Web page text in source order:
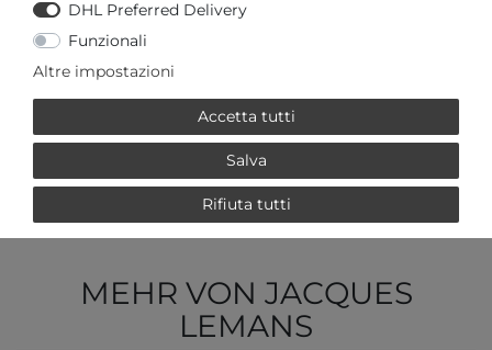
AGGIUNGI AL CARRELLO
MEHR VON JACQUES
LEMANS
DHL Preferred Delivery
Funzionali
Altre impostazioni
Accetta tutti
Salva
Rifiuta tutti